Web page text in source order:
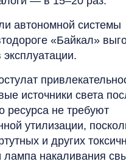
автономной системы
«Байкал»
источники света
ресурса не требуют
утилизации,
и других
лампа накаливания